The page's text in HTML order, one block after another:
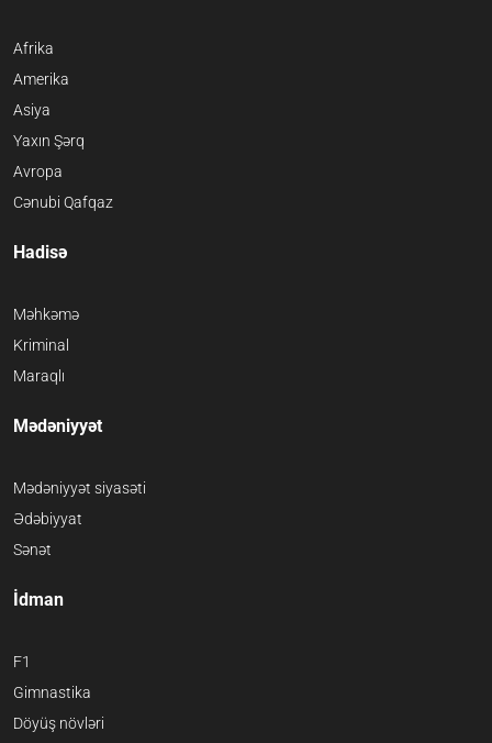
Afrika
Amerika
Asiya
Yaxın Şərq
Avropa
Cənubi Qafqaz
Hadisə
Məhkəmə
Kriminal
Maraqlı
Mədəniyyət
Mədəniyyət siyasəti
Ədəbiyyat
Sənət
İdman
F1
Gimnastika
Döyüş növləri